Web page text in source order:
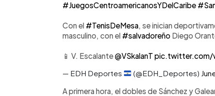
#JuegosCentroamericanosYDelCaribe
Con el #TenisDeMesa, se inician
masculino, con el #salvadoreño Diego
📱 V. Escalante@VSkalanT pic.twitter.com/
— EDH Deportes
(@EDH_Deportes)
A primera hora, el dobles de Sánchez y